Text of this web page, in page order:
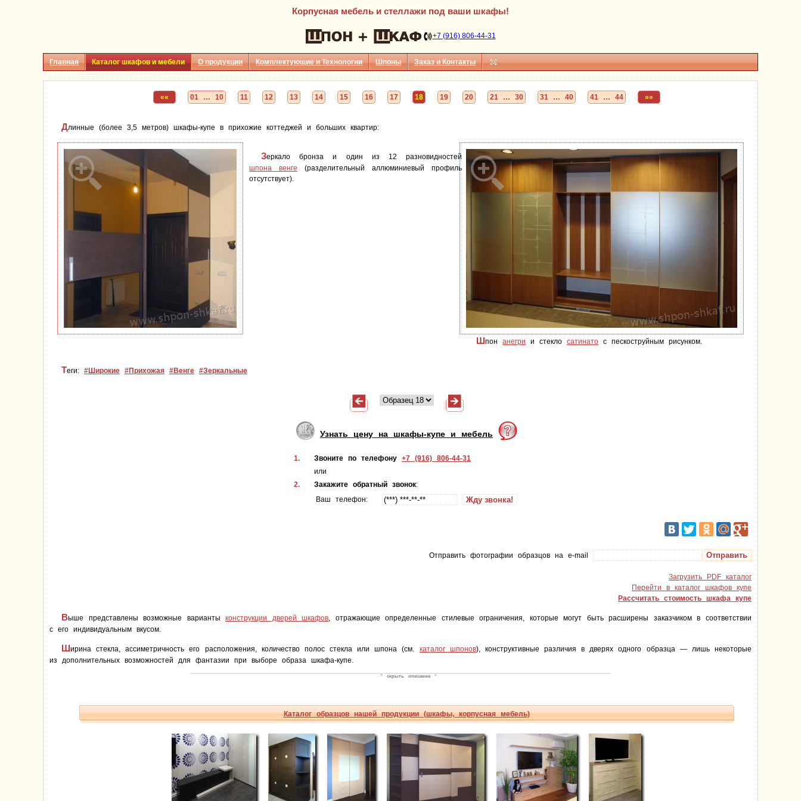
Корпусная мебель и стеллажи под ваши шкафы!
+7 (916) 806-44-31
Главная Каталог шкафов и мебели О продукции Комплектующие и Технологии Шпоны Заказ и Контакты
«« 01 … 10 11 12 13 14 15 16 17 18 19 20 21 … 30 31 … 40 41 … 44 »»
Длинные (более 3,5 метров) шкафы-купе в прихожие коттеджей и больших квартир:
Зеркало бронза и один из 12 разновидностей
шпона венге (разделительный аллюминиевый профиль
отсутствует).
Шпон анегри и стекло сатинато с пескоструйным рисунком.
Теги: #Широкие #Прихожая #Венге #Зеркальные
Узнать цену на шкафы-купе и мебель
1. Звоните по телефону +7 (916) 806-44-31
или
2.
Закажите обратный звонок:
Ваш телефон:
Отправить фотографии образцов на e-mail
Загрузить PDF каталог
Перейти в каталог шкафов купе
Рассчитать стоимость шкафа купе
Выше представлены возможные вариантыконструкции дверей шкафов , отражающие определенные стилевые ограничения, которые могут быть расширены заказчиком в соответствии
с его индивидуальным вкусом.
Ширина стекла, ассиметричность его расположения, количество полос стекла или шпона (см. каталог шпонов), конструктивные различия в дверях одного образца — лишь некоторые
из дополнительных возможностей для фантазии при выборе образа шкафа-купе.
^скрыть описание^
Каталог образцов нашей продукции (шкафы, корпусная мебель)